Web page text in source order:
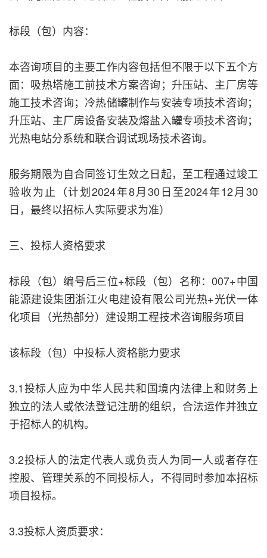
标段（包）内容：
本咨询项目的主要工作内容包括但不限于以下五个方
面：吸热塔施工前技术方案咨询；升压站、主厂房等
施工技术咨询；冷热储罐制作与安装专项技术咨询；
升压站、主厂房设备安装及熔盐入罐专项技术咨询；
光热电站分系统和联合调试现场技术咨询。
服务期限为自合同签订生效之日起，至工程通过竣工
验收为止（计划2024年8月30日至2024年12月30
日，最终以招标人实际要求为准）
三、投标人资格要求
标段（包）编号后三位+标段（包）名称：007+中国
能源建设集团浙江火电建设有限公司光热+光伏一体
化项目（光热部分）建设期工程技术咨询服务项目
该标段（包）中投标人资格能力要求
3.1投标人应为中华人民共和国境内法律上和财务上
独立的法人或依法登记注册的组织，合法运作并独立
于招标人的机构。
3.2投标人的法定代表人或负责人为同一人或者存在
控股、管理关系的不同投标人，不得同时参加本招标
项目投标。
3.3投标人资质要求：